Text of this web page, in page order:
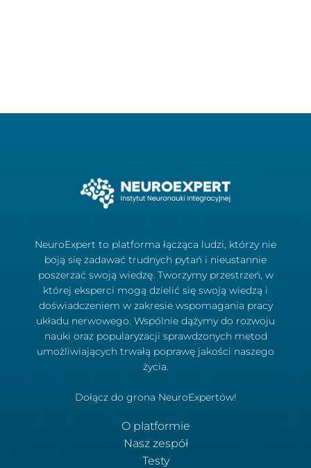
NeuroExpert to platforma łącząca ludzi, którzy nie
boją się zadawać trudnych pytań i nieustannie
poszerzać swoją wiedzę. Tworzymy przestrzeń, w
której eksperci mogą dzielić się swoją wiedzą i
doświadczeniem w zakresie wspomagania pracy
układu nerwowego. Wspólnie dążymy do rozwoju
nauki oraz popularyzacji sprawdzonych metod
umożliwiających trwałą poprawę jakości naszego
życia.
Dołącz do grona NeuroExpertów!
O platformie
Nasz zespół
Testy